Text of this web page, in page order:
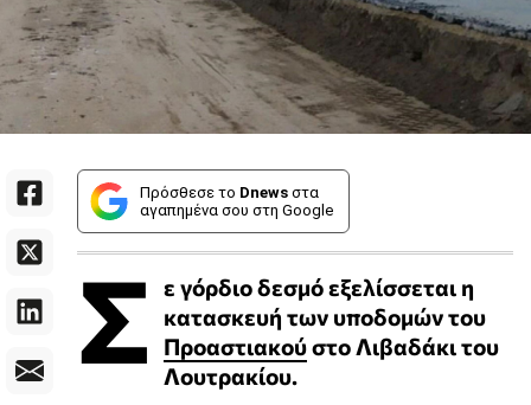
Πρόσθεσε το Dnews στα
αγαπημένα σου στη Google
Σ ε γόρδιο δεσμό εξελίσσεται η
κατασκευή των υποδομών του
Προαστιακούστο Λιβαδάκι του
Λουτρακίου.